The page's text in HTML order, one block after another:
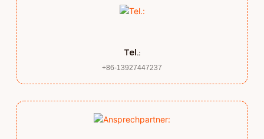
Tel.:
+86-13927447237